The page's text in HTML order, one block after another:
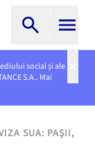
social și ale
S.A.. Mai
SUA: PAȘII,